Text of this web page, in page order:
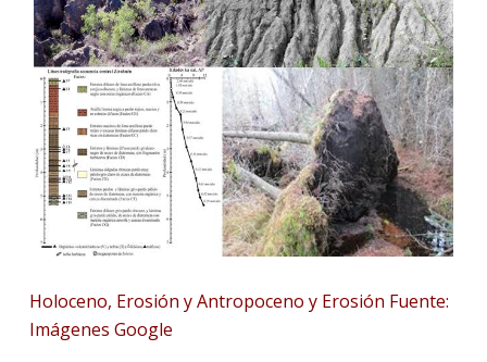
Holoceno, Erosión y Antropoceno y Erosión Fuente:
Imágenes Google